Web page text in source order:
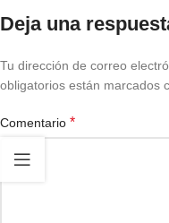
Deja una
Tu dirección de correo
obligatorios están marcados
Comentario *